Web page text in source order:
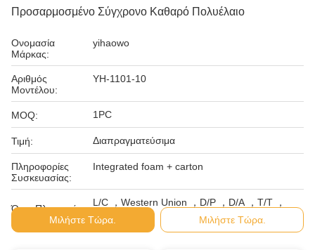
Προσαρμοσμένο Σύγχρονο Καθαρό Πολυέλαιο
Ονομασία
Μάρκας:
yihaowo
Αριθμός
Μοντέλου:
YH-1101-10
MOQ: 1PC
Τιμή: Διαπραγματεύσιμα
Πληροφορίες
Συσκευασίας:
Integrated foam + carton
Όροι Πληρωμής:
L/C ，Western Union ，D/P ，D/A ，T/T ，
Μιλήστε Τώρα. Μιλήστε Τώρα.